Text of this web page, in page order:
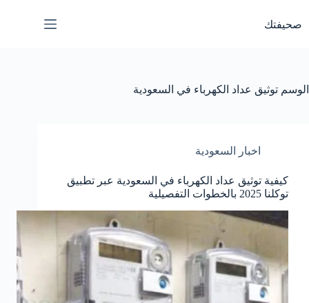
المحتوى
صحيفتك
الوسم توثيق عداد الكهرباء في السعودية
اخبار السعودية
كيفية توثيق عداد الكهرباء في السعودية عبر تطبيق
توكلنا 2025 بالخطوات التفصيلية